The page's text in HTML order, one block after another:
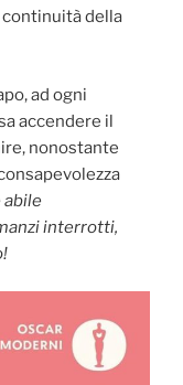
della
ad ogni
accendere il
nonostante
abile
interrotti,